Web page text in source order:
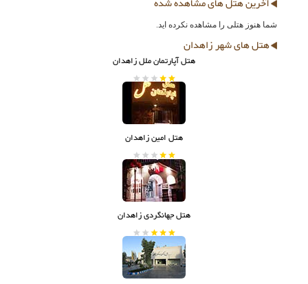
شما هنوز هتلی را مشاهده نکرده اید.
هتل های شهر زاهدان
هتل آپارتمان ملل زاهدان
هتل امین زاهدان
هتل جهانگردی زاهدان